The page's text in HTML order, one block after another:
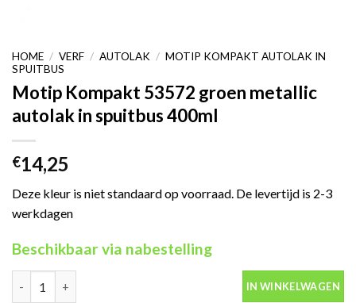
HOME / VERF / AUTOLAK / MOTIP KOMPAKT AUTOLAK IN
SPUITBUS
Motip Kompakt 53572 groen metallic
autolak in spuitbus 400ml
€14,25
Deze kleur is niet standaard op voorraad. De levertijd is 2-3
werkdagen
Beschikbaar via nabestelling
Motip Kompakt 53572 groen metallic autolak in spuitbus 400ml
IN WINKELWAGEN